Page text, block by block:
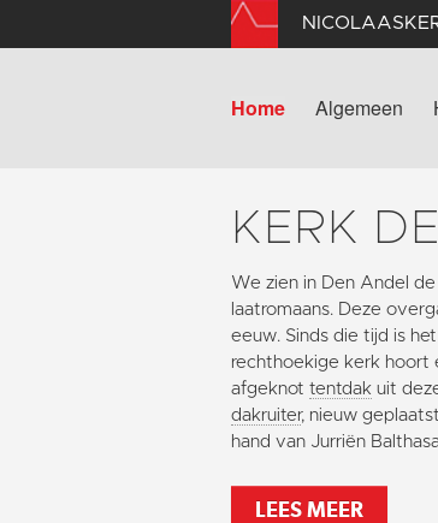
Home Algemeen
KERK
We zien in Den Andel
laatromaans. Deze
eeuw. Sinds die tijd is
rechthoekige kerk hoort
afgeknot tentdak uit
dakruiter, nieuw
hand van Jurriën
LEES MEER